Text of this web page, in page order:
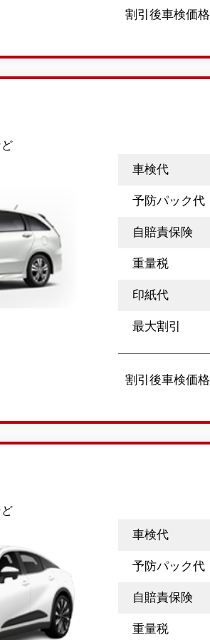
割引後車検価格
車検代
予防パック代
自賠責保険
重量税
印紙代
最大割引
割引後車検価格
車検代
予防パック代
自賠責保険
重量税